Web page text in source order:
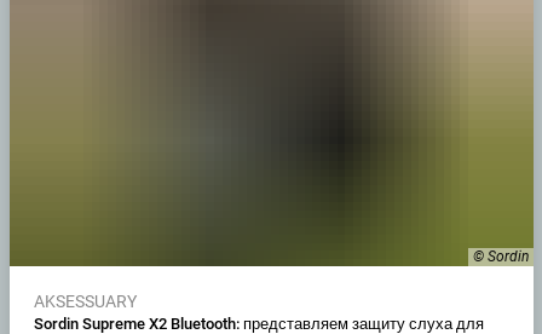
© Sordin
AKSESSUARY
Sordin Supreme X2 Bluetooth: представляем защиту слуха для